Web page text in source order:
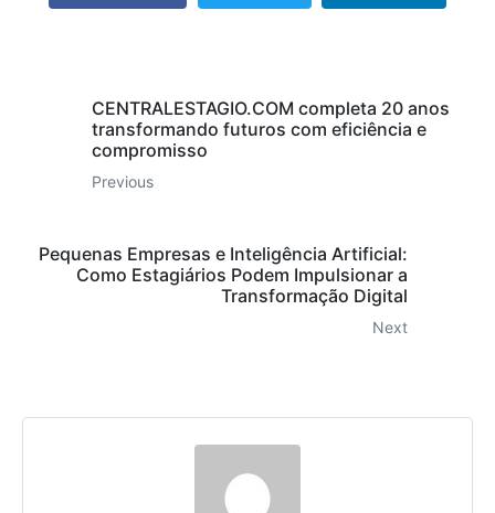
CENTRALESTAGIO.COM completa 20 anos
transformando futuros com eficiência e
compromisso
Previous
Pequenas Empresas e Inteligência Artificial:
Como Estagiários Podem Impulsionar a
Transformação Digital
Next